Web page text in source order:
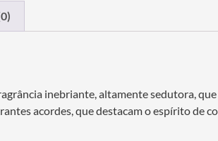
inebriante, altamente sedutora,
acordes, que destacam o espírito de